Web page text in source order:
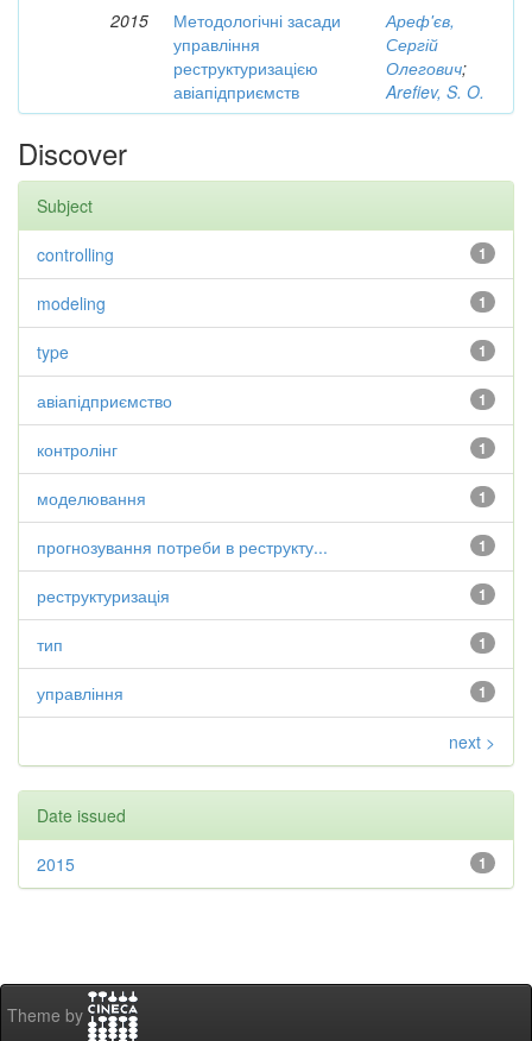
2015
Методологічні засади
управління
реструктуризацією
авіапідприємств
Ареф'єв,
Сергій
Олегович;
Arefiev, S. O.
Discover
Subject
1
controlling
1
modeling
1
type
1
авіапідприємство
1
контролінг
1
моделювання
1
прогнозування потреби в реструкту...
1
реструктуризація
1
тип
1
управління
next >
Date issued
1
2015
Theme by